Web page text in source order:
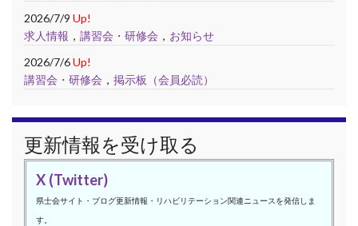
2026/7/9 Up!
求人情報 ， 講習会・研修会 ， お知らせ
2026/7/6Up!
講習会・研修会 ， 掲示板（会員必読）
更新情報を受け取る
X (Twitter)
県士会サイト・ブログ更新情報・リハビリテーション関連ニュースを発信しま
す。